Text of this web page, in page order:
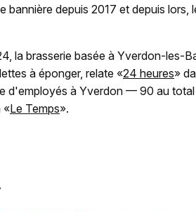
bannière depuis 2017 et depuis lors,
la brasserie basée à Yverdon-les-
à éponger, relate «24 heures»
d'employés à Yverdon — 90 au
«Le Temps».